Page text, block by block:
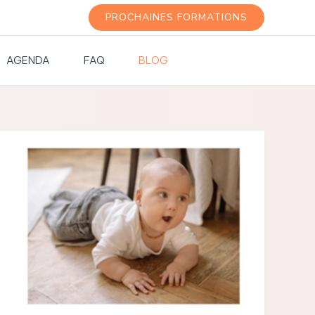
PROCHAINES FORMATIONS
AGENDA FAQ BLOG
« par
corps »